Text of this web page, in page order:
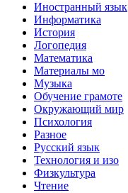
Иностранный язык
Информатика
История
Логопедия
Математика
Материалы мо
Музыка
Обучение грамоте
Окружающий мир
Психология
Разное
Русский язык
Технология и изо
Физкультура
Чтение